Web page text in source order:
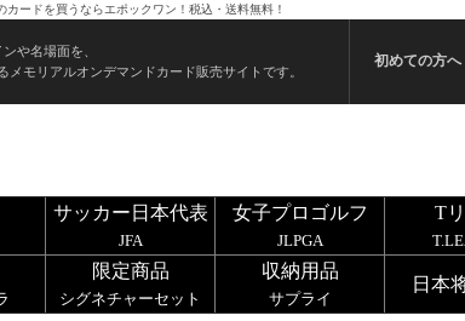
ードを買うならエポックワン！税込・送料無料！
や名場面を、
モリアルオンデマンドカード販売サイトです。
初めての方へ
サッカー日本代表
JFA
女子プロゴルフ
JLPGA
T
限定商品
シグネチャーセット
収納用品
サプライ
日本